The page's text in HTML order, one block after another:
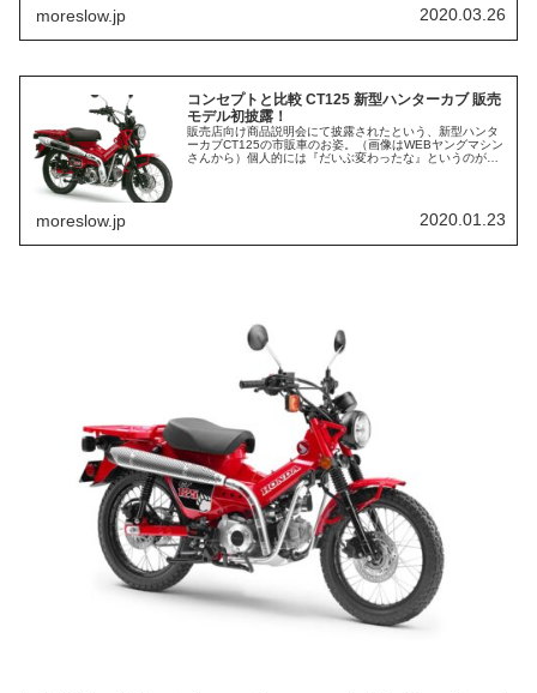
moreslow.jp 2020.03.26
コンセプトと比較 CT125 新型ハンターカブ 販売
モデル初披露！
販売店向け商品説明会にて披露されたという、新型ハンタ
ーカブCT125の市販車のお姿。（画像はWEBヤングマシン
さんから）個人的には『だいぶ変わったな』というのが第
moreslow.jp 2020.01.23